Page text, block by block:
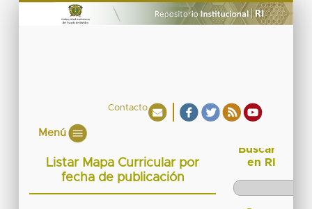
Contacto
Menú
Listar Mapa Curricular por
fecha de publicación
Buscar
en RI